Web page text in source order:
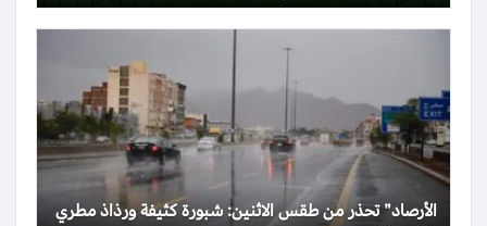
الأرصاد” تحذر من طقس الاثنين: شبورة كثيفة ورذاذ مطري